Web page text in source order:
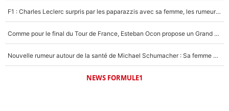
F1 : Charles Leclerc surpris par les paparazzis avec sa femme, les rumeurs étaient vraies !
Comme pour le final du Tour de France, Esteban Ocon propose un Grand Prix de Formule 1 à Paris : «Autour de l’Arc de Triomphe, ce serait génial» !
Nouvelle rumeur autour de la santé de Michael Schumacher : Sa femme Corinna sort du silence
NEWS FORMULE1